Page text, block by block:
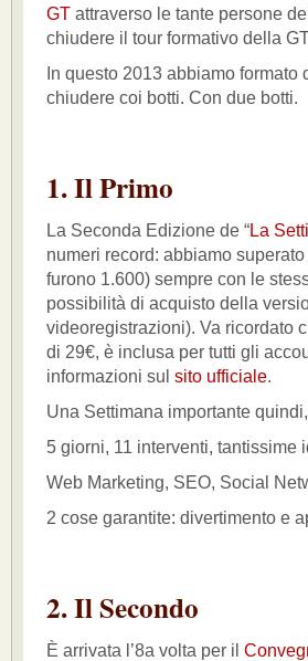
GT attraverso le tante persone
chiudere il tour formativo della
In questo 2013 abbiamo
chiudere coi botti. Con due botti.
1. Il Primo
La Seconda Edizione de “La
numeri record: abbiamo
furono 1.600) sempre con le
possibilità di acquisto della
videoregistrazioni). Va ricordato
di 29€, è inclusa per tutti gli
informazioni sul sito ufficiale.
Una Settimana importante
5 giorni, 11 interventi, tantissime
Web Marketing, SEO, Social
2 cose garantite: divertimento e
2. Il Secondo
È arrivata l’8a volta per il